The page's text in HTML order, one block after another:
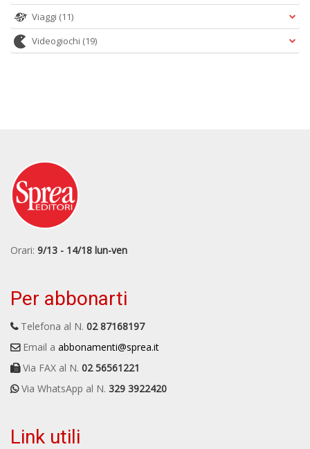
Viaggi (11)
Videogiochi (19)
Orari: 9/13 - 14/18 lun-ven
Per abbonarti
Telefona al N. 02 87168197
Email a abbonamenti@sprea.it
Via FAX al N. 02 56561221
Via WhatsApp al N. 329 3922420
Link utili